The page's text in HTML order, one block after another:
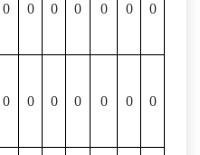
0 0 0 0 0 0 0
0 0 0 0 0 0 0